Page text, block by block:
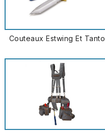
Couteaux Estwing Et Tanto